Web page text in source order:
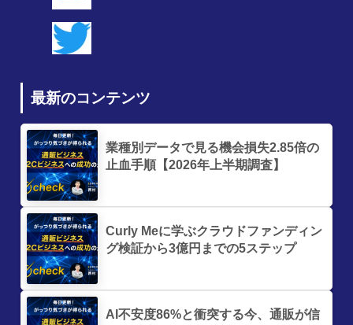
最新のコンテンツ
業種別データで見る機会損失2.85倍の
止血手順【2026年上半期調査】
Curly Meに学ぶクラウドファンディン
グ検証から3億円までの5ステップ
AI不安度86%と衝突する今、通販が信